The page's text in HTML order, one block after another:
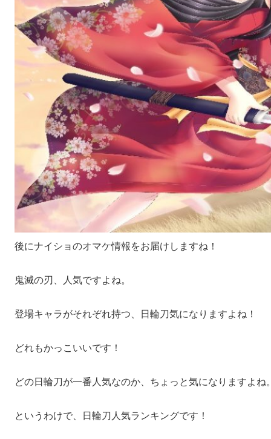
後にナイショのオマケ情報をお届けしますね！
鬼滅の刃、人気ですよね。
登場キャラがそれぞれ持つ、日輪刀気になりますよね！
どれもかっこいいです！
どの日輪刀が一番人気なのか、ちょっと気になりますよね
というわけで、日輪刀人気ランキングです！